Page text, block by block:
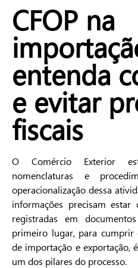
CFOP na
entenda
e evitar
fiscais
O Comércio Exterior
nomenclaturas e
operacionalização dessa
informações precisam estar
registradas em
primeiro lugar, para cumprir
de importação e exportação,
um dos pilares do processo.